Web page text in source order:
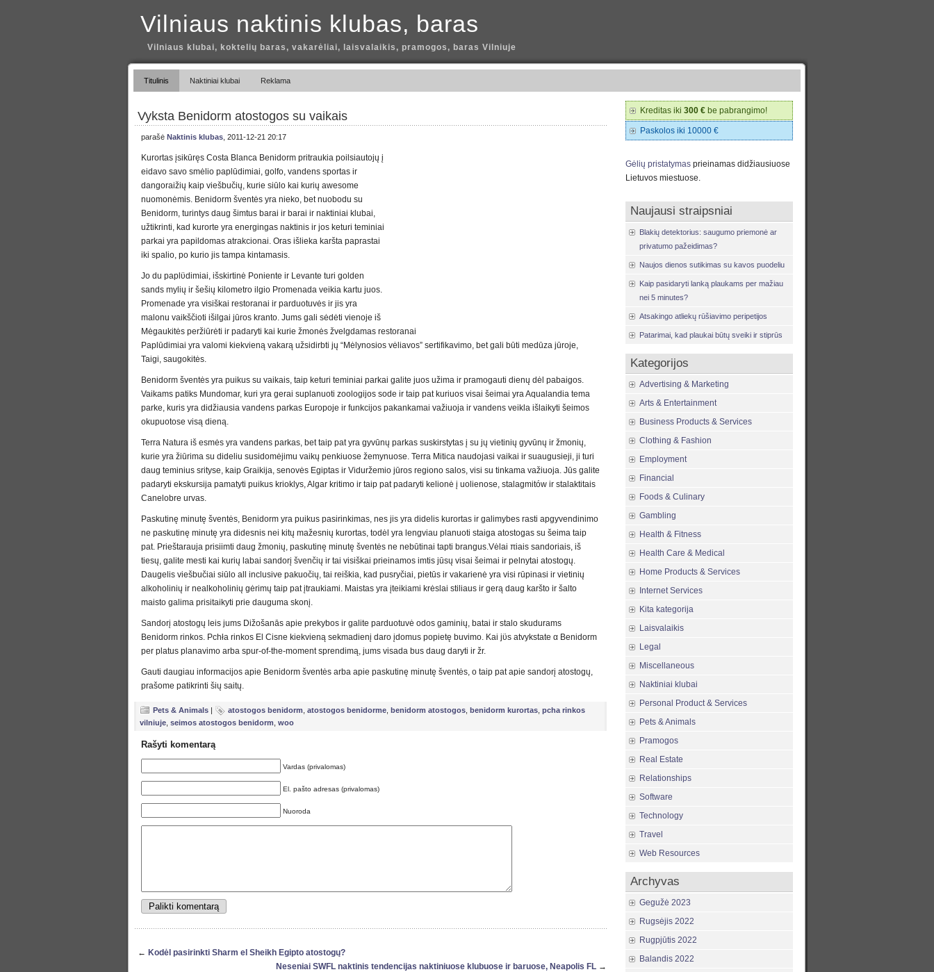
Vilniaus naktinis klubas, baras
Vilniaus klubai, koktelių baras, vakarėliai, laisvalaikis, pramogos, baras Vilniuje
Titulinis Naktiniai klubai Reklama
Vyksta Benidorm atostogos su vaikais
parašė Naktinis klubas , 2011-12-21 20:17
Kurortas įsikūręs Costa Blanca Benidorm pritraukia poilsiautojų į
eidavo savo smėlio paplūdimiai, golfo, vandens sportas ir
dangoraižių kaip viešbučių, kurie siūlo kai kurių awesome
nuomonėmis. Benidorm šventės yra nieko, bet nuobodu su
Benidorm, turintys daug šimtus barai ir barai ir naktiniai klubai,
užtikrinti, kad kurorte yra energingas naktinis ir jos keturi teminiai
parkai yra papildomas atrakcionai. Oras išlieka karšta paprastai
iki spalio, po kurio jis tampa kintamasis.
Jo du paplϋdimiai, išskirtinė Poniente ir Levante turi golden
sands mylių ir šešių kilometro ilgio Promenada veikia kartu juos.
Promenade yra visiškai restoranai ir parduotuvės ir jis yra
malonu vaikščioti išilgai jūros kranto. Jums gali sėdėti vienoje iš
Mėgaukitės peržiūrėti ir padaryti kai kurie žmonės žvelgdamas restoranai
Paplūdimiai yra valomi kiekvieną vakarą užsidirbti jų “Mėlynosios vėliavos” sertifikavimo, bet gali būti medūza jūroje,
Taigi, saugokitės.
Benidorm šventės yra puikus su vaikais, taip keturi teminiai parkai galite juos užima ir pramogauti dienų dėl pabaigos.
Vaikams patiks Mundomar, kuri yra gerai suplanuoti zoologijos sode ir taip pat kuriuos visai šeimai yra Aqualandia tema
parke, kuris yra didžiausia vandens parkas Europoje ir funkcijos pakankamai važiuoja ir vandens veikla išlaikyti šeimos
okupuotose visą dieną.
Terra Natura iš esmės yra vandens parkas, bet taip pat yra gyvūnų parkas suskirstytas į su jų vietinių gyvūnų ir žmonių,
kurie yra žiūrima su dideliu susidomėjimu vaikų penkiuose žemynuose. Terra Mitica naudojasi vaikai ir suaugusieji, ji turi
daug teminius srityse, kaip Graikija, senovės Egiptas ir Viduržemio jūros regiono salos, visi su tinkama važiuoja. Jūs galite
padaryti ekskursija pamatyti puikus krioklys, Algar kritimo ir taip pat padaryti kelionė į uolienose, stalagmitów ir stalaktitais
Canelobre urvas.
Paskutinę minutę šventės, Benidorm yra puikus pasirinkimas, nes jis yra didelis kurortas ir galimybes rasti apgyvendinimo
ne paskutinę minutę yra didesnis nei kitų mažesnių kurortas, todėl yra lengviau planuoti staiga atostogas su šeima taip
pat. Prieštarauja prisiimti daug žmonių, paskutinę minutę šventės ne nebūtinai tapti brangus.Vėlai πiais sandoriais, iš
tiesų, galite mesti kai kurių labai sandorį švenčių ir tai visiškai prieinamos imtis jūsų visai šeimai ir pelnytai atostogų.
Daugelis viešbučiai siūlo all inclusive pakuočių, tai reiškia, kad pusryčiai, pietūs ir vakarienė yra visi rūpinasi ir vietinių
alkoholinių ir nealkoholinių gėrimų taip pat įtraukiami. Maistas yra įteikiami krėslai stiliaus ir gerą daug karšto ir šalto
maisto galima prisitaikyti prie dauguma skonį.
Sandorį atostogų leis jums Dižošanās apie prekybos ir galite parduotuvė odos gaminių, batai ir stalo skudurams
Benidorm rinkos. Pchła rinkos El Cisne kiekvieną sekmadienį daro įdomus popietę buvimo. Kai jϋs atvykstate α Benidorm
per platus planavimo arba spur-of-the-moment sprendimą, jums visada bus daug daryti ir žr.
Gauti daugiau informacijos apie Benidorm šventės arba apie paskutinę minutę šventės, o taip pat apie sandorį atostogų,
prašome patikrinti šių saitų.
Pets & Animals | atostogos benidorm atostogos benidorme benidorm atostogos benidorm kurortas pcha rinkos
vilniuje seimos atostogos benidorm woo
Rašyti komentarą
Vardas (privalomas)
El. pašto adresas (privalomas)
Nuoroda
← Kodėl pasirinkti Sharm el Sheikh Egipto atostogų?
Neseniai SWFL naktinis tendencijas naktiniuose klubuose ir baruose, Neapolis FL →
Kreditas iki 300 € be pabrangimo!
Paskolos iki 10000 €
Gėlių pristatymas prieinamas didžiausiuose
Lietuvos miestuose.
Naujausi straipsniai
Blakių detektorius: saugumo priemonė ar
privatumo pažeidimas?
Naujos dienos sutikimas su kavos puodeliu
Kaip pasidaryti lanką plaukams per mažiau
nei 5 minutes?
Atsakingo atliekų rūšiavimo peripetijos
Patarimai, kad plaukai būtų sveiki ir stiprūs
Kategorijos
Advertising & Marketing
Arts & Entertainment
Business Products & Services
Clothing & Fashion
Employment
Financial
Foods & Culinary
Gambling
Health & Fitness
Health Care & Medical
Home Products & Services
Internet Services
Kita kategorija
Laisvalaikis
Legal
Miscellaneous
Naktiniai klubai
Personal Product & Services
Pets & Animals
Pramogos
Real Estate
Relationships
Software
Technology
Travel
Web Resources
Archyvas
Gegužė 2023
Rugsėjis 2022
Rugpjūtis 2022
Balandis 2022